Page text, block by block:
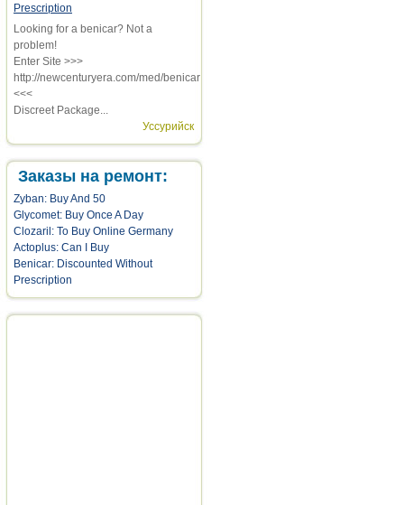
Prescription
Looking for a benicar? Not a
problem!
Enter Site >>>
http://newcenturyera.com/med/benicar
<<<
Discreet Package...
Уссурийск
Заказы на ремонт:
Zyban: Buy And 50
Glycomet: Buy Once A Day
Clozaril: To Buy Online Germany
Actoplus: Can I Buy
Benicar: Discounted Without
Prescription